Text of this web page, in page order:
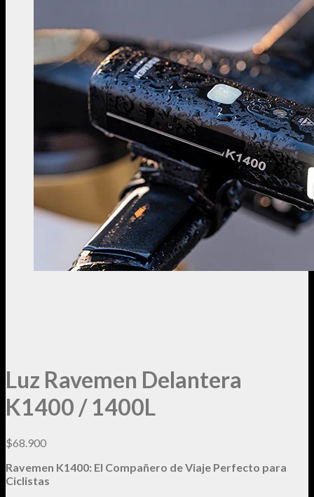
Luz Ravemen Delantera
K1400 / 1400L
$68.900
Ravemen K1400: El Compañero de Viaje Perfecto para
Ciclistas